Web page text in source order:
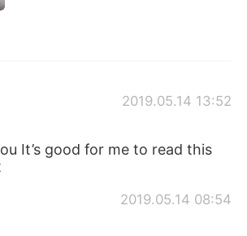
2019.05.14 13:52
It’s good for me to read this
2019.05.14 08:54